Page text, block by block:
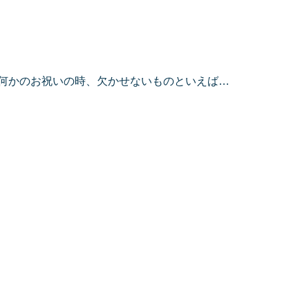
かのお祝いの時、欠かせないものといえば…